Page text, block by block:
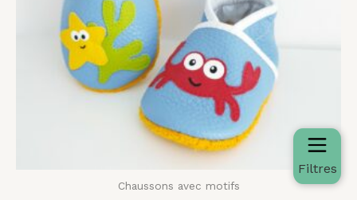
Chaussons avec motifs
Filtres